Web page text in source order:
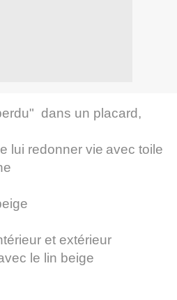
dans un placard,
lui redonner vie avec toile
et extérieur
le lin beige